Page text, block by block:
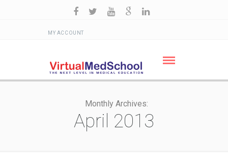
MY ACCOUNT
Monthly Archives:
April 2013